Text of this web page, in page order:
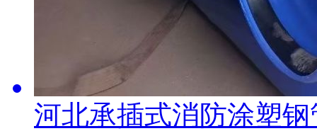
河北承插式消防涂塑